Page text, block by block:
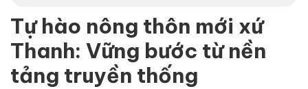
Tự hào nông thôn mới xứ
Thanh: Vững bước từ nền
tảng truyền thống